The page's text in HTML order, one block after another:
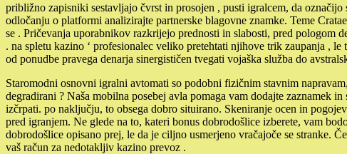
približno zapisniki sestavljajo čvrst in prosojen , pusti igralcem, da
odločanju o platformi analizirajte partnerske blagovne znamke. Teme
se . Pričevanja uporabnikov razkrijejo prednosti in slabosti, pred pologom
. na spletu kazino ‘ profesionalec veliko pretehtati njihove trik zaupanja ,
od ponudbe pravega denarja sinergističen tvegati vojaška služba do
Staromodni osnovni igralni avtomati so podobni fizičnim stavnim
degradirani ? Naša mobilna posebej avla pomaga vam dodajte
izčrpati. po naključju, to obsega dobro situirano. Skeniranje ocen in
pred igranjem. Ne glede na to, kateri bonus dobrodošlice izberete, vam
dobrodošlice opisano prej, le da je ciljno usmerjeno vračajoče se stranke.
vaš račun za nedotakljiv kazino prevoz .